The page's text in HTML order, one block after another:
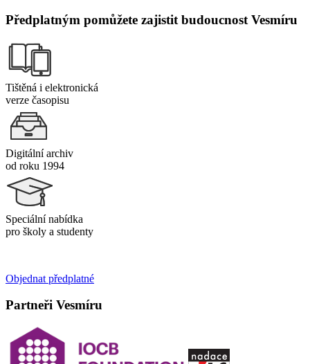
Předplatným pomůžete zajistit budoucnost Vesmíru
Tištěná i elektronická
verze časopisu
Digitální archiv
od roku 1994
Speciální nabídka
pro školy a studenty
Objednat předplatné
Partneři Vesmíru